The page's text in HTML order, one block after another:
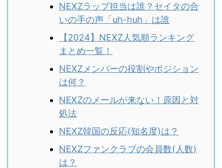
NEXZラップ担当は誰？セイタの合
いの手の声「uh-huh」は誰
【2024】NEXZ人気順ランキング
まとめ一覧！
NEXZメンバーの役割やポジション
は何？
NEXZのメールが来ない！原因と対
処法
NEXZ韓国の反応(知名度)は？
NEXZファンクラブの会員数(人数)
は？